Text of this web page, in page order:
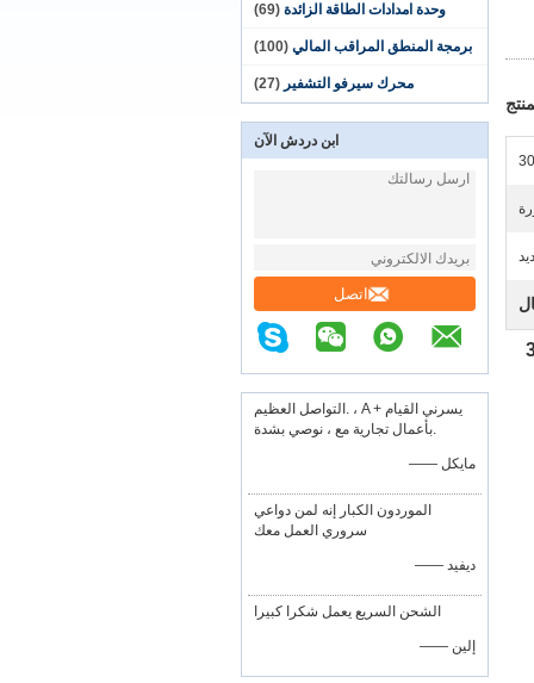
وحدة امدادات الطاقة الزائدة (69)
برمجة المنطق المراقب المالي (100)
محرك سيرفو التشفير (27)
ابن دردش الآن
اتصل
التواصل العظيم. ، A + يسرني القيام
بأعمال تجارية مع ، نوصي بشدة.
—— مايكل
الموردون الكبار إنه لمن دواعي
سروري العمل معك
—— ديفيد
الشحن السريع يعمل شكرا كبيرا
—— إلين